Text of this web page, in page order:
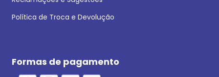
Política de Troca e Devolução
Formas de pagamento